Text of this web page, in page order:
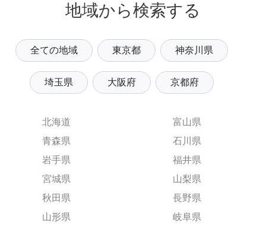
地域から検索する
全ての地域 東京都 神奈川県
埼玉県 大阪府 京都府
北海道
青森県
岩手県
宮城県
秋田県
山形県
富山県
石川県
福井県
山梨県
長野県
岐阜県